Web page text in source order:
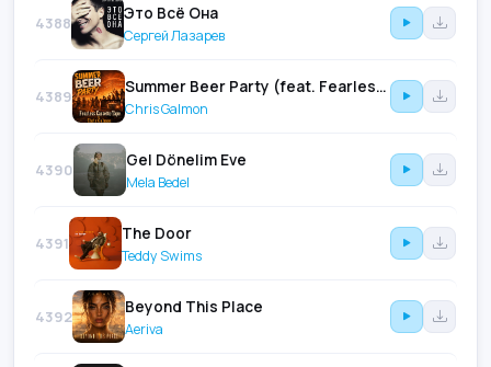
4388
Это Всё Она
Сергей Лазарев
4389
Summer Beer Party (feat. Fearless Cassette Tape)
Chris Galmon
4390
Gel Dönelim Eve
Mela Bedel
4391
The Door
Teddy Swims
4392
Beyond This Place
Aeriva